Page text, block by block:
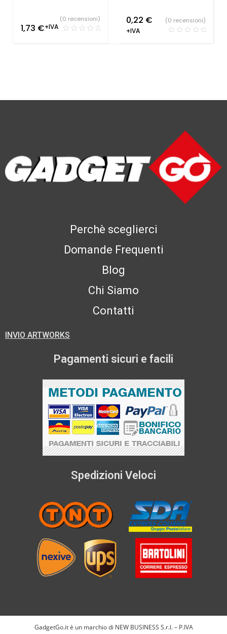
1,73 €+IVA
(0 recensioni) 0,22 €
+IVA
(0 recensioni)
Perchè sceglierci
Domande Frequenti
Blog
Chi Siamo
Contatti
INVIO ARTWORKS
Pagamenti sicuri e facili
Spedizioni Veloci
GadgetGo.it è un marchio di NEW BUSINESS S.r.l. – P.IVA